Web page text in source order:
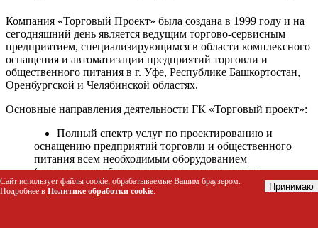
Компания «Торговый Проект» была создана в 1999 году и на
сегодняшний день является ведущим торгово-сервисным
предприятием, специализирующимся в области комплексного
оснащения и автоматизации предприятий торговли и
общественного питания в г. Уфе, Республике Башкортостан,
Оренбургской и Челябинской областях.
Основные направления деятельности ГК «Торговый проект»:
Полный спектр услуг по проектированию и
оснащению предприятий торговли и общественного
питания всем необходимым оборудованием
(холодильное оборудование, технологическое
оборудование, стеллажное оборудование и т.д.);
Автоматизация торговых процессов и внедрения
Сайт использует файлы cookie, обрабатываемые Вашим браузером.
Подробнее в Политике обработки cookie. Принимаю